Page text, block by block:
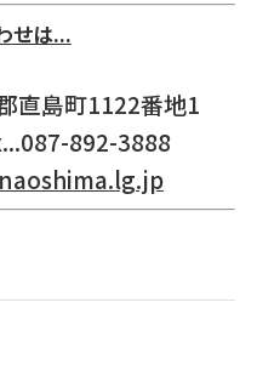
せは...
直島町1122番地1
892-3888